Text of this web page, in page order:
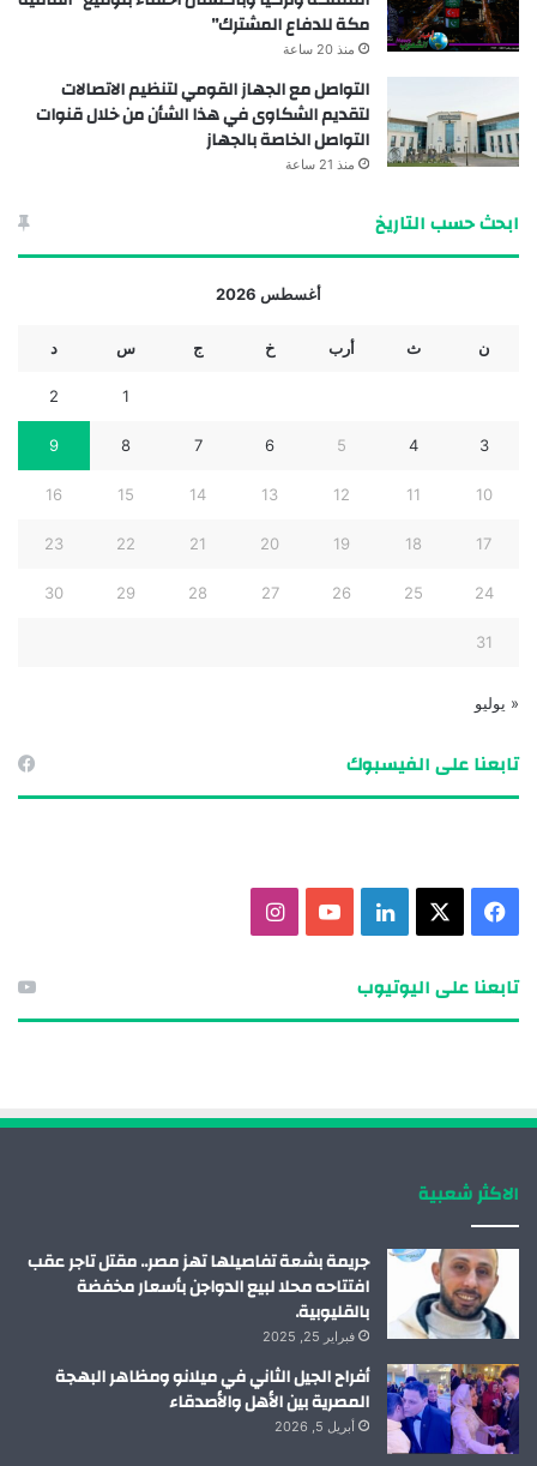
مكة للدفاع المشترك”
منذ 20 ساعة
التواصل مع الجهاز القومي لتنظيم الاتصالات
لتقديم الشكاوى في هذا الشأن من خلال قنوات
التواصل الخاصة بالجهاز
منذ 21 ساعة
ابحث حسب التاريخ
أغسطس 2026
ن ث أرب خ ج س د
1
2
3
4
5
6
7
8
9
10
11
12
13
14
15
16
17
18
19
20
21
22
23
24
25
26
27
28
29
30
31
« يوليو
تابعنا على الفيسبوك
تابعنا على اليوتيوب
الاكثر شعبية
جريمة بشعة تفاصيلها تهز مصر.. مقتل تاجر عقب
افتتاحه محلا لبيع الدواجن بأسعار مخفضة
بالقليوبية.
فبراير 25, 2025
أفراح الجيل الثاني في ميلانو ومظاهر البهجة
المصرية بين الأهل والأصدقاء
أبريل 5, 2026